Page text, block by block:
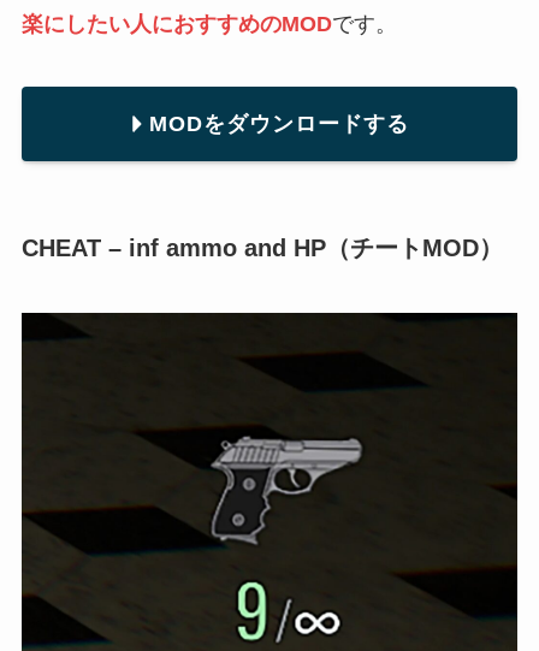
楽にしたい人におすすめのMODです。
MODをダウンロードする
CHEAT – inf ammo and HP（チートMOD）